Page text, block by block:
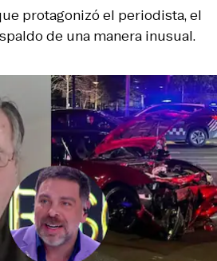
protagonizó el periodista, el
de una manera inusual.